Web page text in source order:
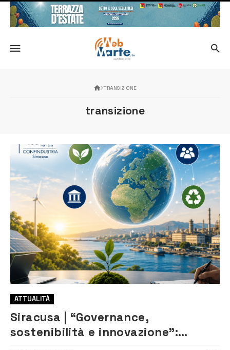
TRANSIZIONE
transizione
ATTUALITÀ
Siracusa | “Governance,
sostenibilità e innovazione”: